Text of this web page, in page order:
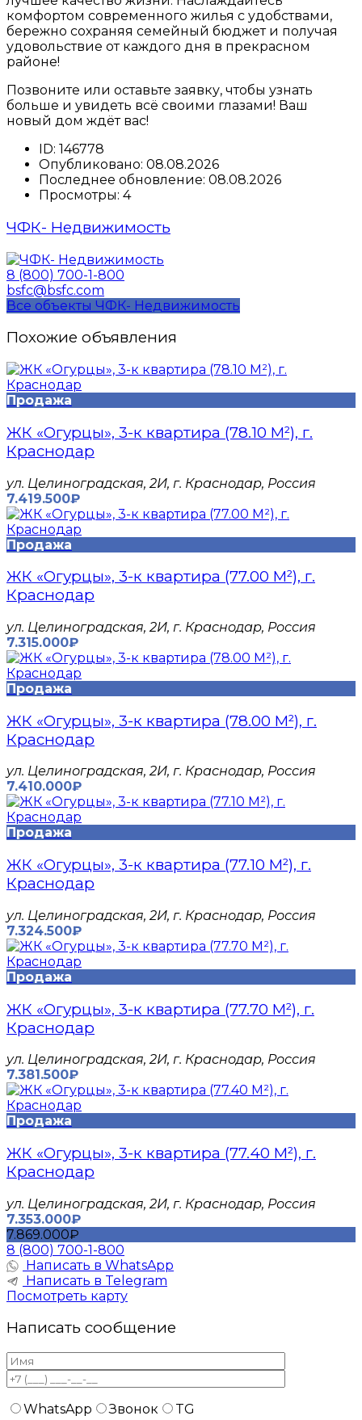
комфортом современного жилья с удобствами,
бережно сохраняя семейный бюджет и получая
удовольствие от каждого дня в прекрасном
районе!
Позвоните или оставьте заявку, чтобы узнать
больше и увидеть всё своими глазами! Ваш
новый дом ждёт вас!
ID: 146778
Опубликовано: 08.08.2026
Последнее обновление: 08.08.2026
Просмотры: 4
ЧФК- Недвижимость
8 (800) 700-1-800
bsfc@bsfc.com
Все объекты ЧФК- Недвижимость
Похожие объявления
Продажа
ЖК «Огурцы», 3-к квартира (78.10 М²), г.
Краснодар
​ул. Целиноградская, 2И, г. Краснодар, Россия
7.419.500₽
Продажа
ЖК «Огурцы», 3-к квартира (77.00 М²), г.
Краснодар
​ул. Целиноградская, 2И, г. Краснодар, Россия
7.315.000₽
Продажа
ЖК «Огурцы», 3-к квартира (78.00 М²), г.
Краснодар
​ул. Целиноградская, 2И, г. Краснодар, Россия
7.410.000₽
Продажа
ЖК «Огурцы», 3-к квартира (77.10 М²), г.
Краснодар
​ул. Целиноградская, 2И, г. Краснодар, Россия
7.324.500₽
Продажа
ЖК «Огурцы», 3-к квартира (77.70 М²), г.
Краснодар
​ул. Целиноградская, 2И, г. Краснодар, Россия
7.381.500₽
Продажа
ЖК «Огурцы», 3-к квартира (77.40 М²), г.
Краснодар
​ул. Целиноградская, 2И, г. Краснодар, Россия
7.353.000₽
7.869.000₽
8 (800) 700-1-800
Написать в WhatsApp
Написать в Telegram
Посмотреть карту
Написать сообщение
WhatsApp Звонок
TG